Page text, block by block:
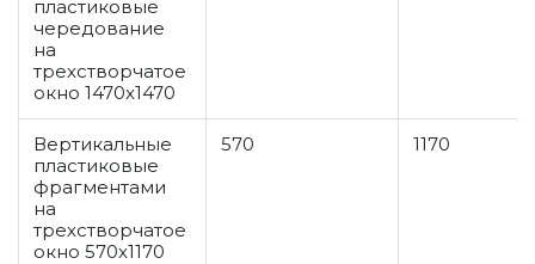
пластиковые
чередование
на
трехстворчатое
окно 1470x1470
Вертикальные
пластиковые
фрагментами
на
трехстворчатое
окно 570x1170
570 1170